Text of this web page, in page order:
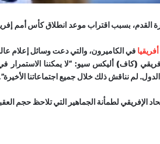
القدم، بسبب اقتراب موعد انطلاق كأس أمم
في الكاميرون، والتي دعت وسائل إعلام
(كاف) أليكس سيو: “لا يمكننا
لم نناقش ذلك خلال جميع اجتماعاتنا
الإفريقي لطمأنة الجماهير التي تلاحظ حجم